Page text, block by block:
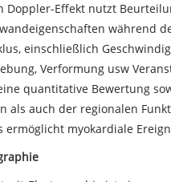
Doppler-Effekt nutzt
während
einschließlich
Verformung usw
quantitative Bewertung
als auch der regionalen
ermöglicht myokardiale